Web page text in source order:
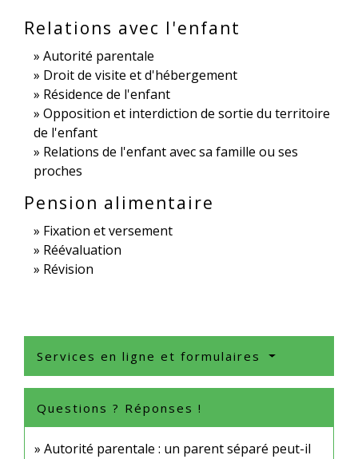
Relations avec l'enfant
Autorité parentale
Droit de visite et d'hébergement
Résidence de l'enfant
Opposition et interdiction de sortie du territoire
de l'enfant
Relations de l'enfant avec sa famille ou ses
proches
Pension alimentaire
Fixation et versement
Réévaluation
Révision
Services en ligne et formulaires
Questions ? Réponses !
Autorité parentale : un parent séparé peut-il